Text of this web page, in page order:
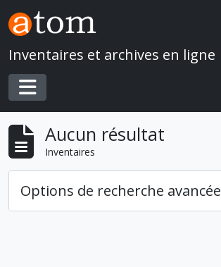
Skip to main content
Inventaires et archives en ligne
Toggle navigation
Aucun résultat
Inventaires
Options de recherche avancée